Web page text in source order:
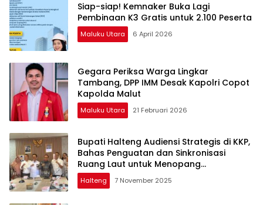
Siap-siap! Kemnaker Buka Lagi
Pembinaan K3 Gratis untuk 2.100 Peserta
Maluku Utara 6 April 2026
Gegara Periksa Warga Lingkar
Tambang, DPP IMM Desak Kapolri Copot
Kapolda Malut
Maluku Utara 21 Februari 2026
Bupati Halteng Audiensi Strategis di KKP,
Bahas Penguatan dan Sinkronisasi
Ruang Laut untuk Menopang
Pertumbuhan Industri Teluk Weda
Halteng 7 November 2025